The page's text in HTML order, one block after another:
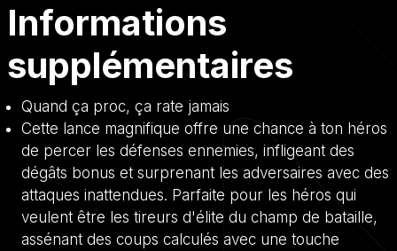
Informations
supplémentaires
Quand ça proc, ça rate jamais
Cette lance magnifique offre une chance à ton héros
de percer les défenses ennemies, infligeant des
dégâts bonus et surprenant les adversaires avec des
attaques inattendues. Parfaite pour les héros qui
veulent être les tireurs d'élite du champ de bataille,
assénant des coups calculés avec une touche